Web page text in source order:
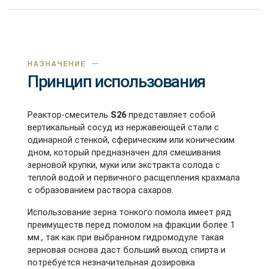
НАЗНАЧЕНИЕ
Принцип использования
Реактор-смеситель S26 представляет собой
вертикальный сосуд из нержавеющей стали с
одинарной стенкой, сферическим или коническим
дном, который предназначен для смешивания
зерновой крупки, муки или экстракта солода с
теплой водой и первичного расщепления крахмала
с образованием раствора сахаров.
Использование зерна тонкого помола имеет ряд
преимуществ перед помолом на фракции более 1
мм., так как при выбранном гидромодуле такая
зерновая основа даст больший выход спирта и
потребуется незначительная дозировка